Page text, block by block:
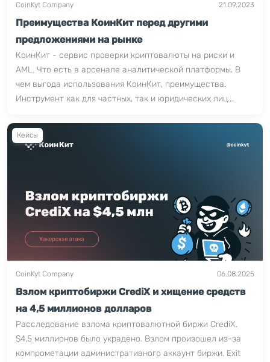
CoinKyt Company 21.09.2023
Преимущества КоинКит перед другими
предложениями на рынке
КоинКит - сервис проверки криптовалюты на риски и
AML. Что есть в арсенале аналитической платформы. В
чем выгода использования КоинКит, преимущества.
Инструмент как для частных, так и юридических лиц.
Кейсы
CoinKyt Company 06.08.2025
Взлом криптобиржи CrediX и хищение средств
на 4,5 миллионов долларов
Расследование взлома криптовалютной биржи CrediX.
$4,5 миллионов было украдено. Взлом произошел из-за
компрометации административного аккаунт биржи. Exit